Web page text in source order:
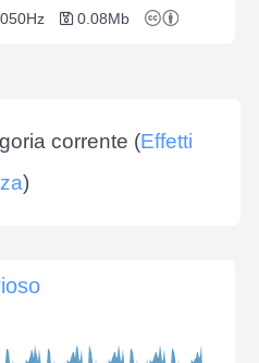
0.08Mb
corrente (Effetti
)